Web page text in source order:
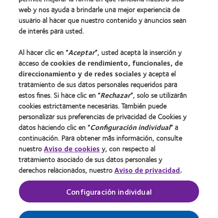
Lentes de contacto y visión
Usuario con experiencia
Acerca de CooperVision
Carreras
Noticias
Contacto
Legal
Política de privacidad
Condiciones del servicio
Gestionar preferencias de cookies
web y nos ayuda a brindarle una mejor experiencia de
usuario al hacer que nuestro contenido y anuncios sean
de interés para usted.
Al hacer clic en “Aceptar”, usted acepta la inserción y
acceso decookies de rendimiento, funcionales, de
direccionamiento y de redes socialesy acepta el
tratamiento de sus datos personales requeridos para
estos fines. Si hace clic en “Rechazar”, solo se utilizarán
cookies estrictamente necesarias. También puede
personalizar sus preferencias de privacidad de Cookies y
datos haciendo clic en “Configuración individual” a
continuación. Para obtener más información, consulte
nuestroAviso de cookiesy, con respecto al
tratamiento asociado de sus datos personales y
derechos relacionados, nuestroAviso de privacidad.
Configuración individual